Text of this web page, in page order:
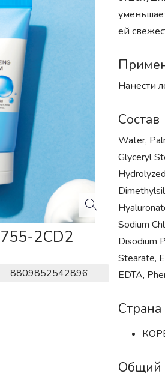
2CD2
8809852542896
ей
Нанести
Состав
Water,
Glyceryl
Sodium
Disodium
Stearate,
EDTA,
Общий